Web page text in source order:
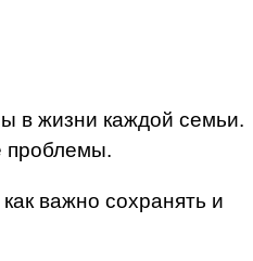
в жизни каждой семьи.
проблемы.
важно сохранять и